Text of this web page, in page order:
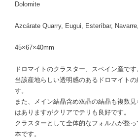
Dolomite
Azcárate Quarry, Eugui, Esteríbar,
45×67×40mm
ドロマイトのクラスター、スペイン産です
当該産地らしい透明感のあるドロマイト
す。
また、メイン結晶含め双晶の結晶も複数
はありますがクリアでテリも良好です。
クラスターとして全体的なフォルムが整
本です。